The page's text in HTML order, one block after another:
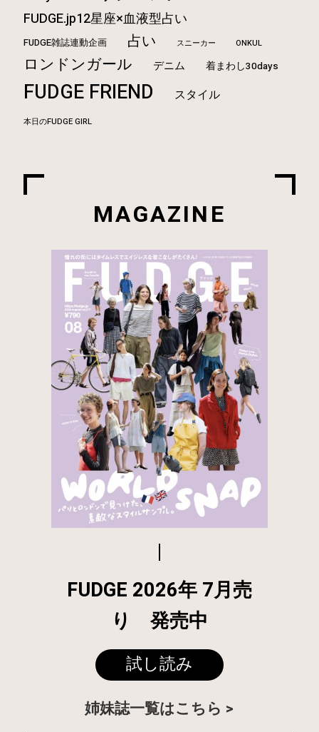
FUDGE.jp12星座×血液型占い
FUDGE雑誌連動企画 占い スニーカー ONKUL
ロンドンガール デニム 着まわし30days
FUDGE FRIEND スタイル
本日のFUDGE GIRL
MAGAZINE
FUDGE 2026年 7月売
り 発売中
試し読み
姉妹誌一覧はこちら